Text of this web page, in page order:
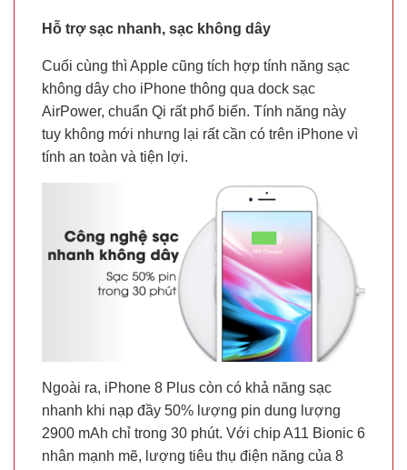
Hỗ trợ sạc nhanh, sạc không dây
Cuối cùng thì Apple cũng tích hợp tính năng sạc
không dây cho iPhone thông qua dock sạc
AirPower, chuẩn Qi rất phổ biến. Tính năng này
tuy không mới nhưng lại rất cần có trên iPhone vì
tính an toàn và tiện lợi.
Ngoài ra, iPhone 8 Plus còn có khả năng sạc
nhanh khi nạp đầy 50% lượng pin dung lượng
2900 mAh chỉ trong 30 phút. Với chip A11 Bionic 6
nhân mạnh mẽ, lượng tiêu thụ điện năng của 8